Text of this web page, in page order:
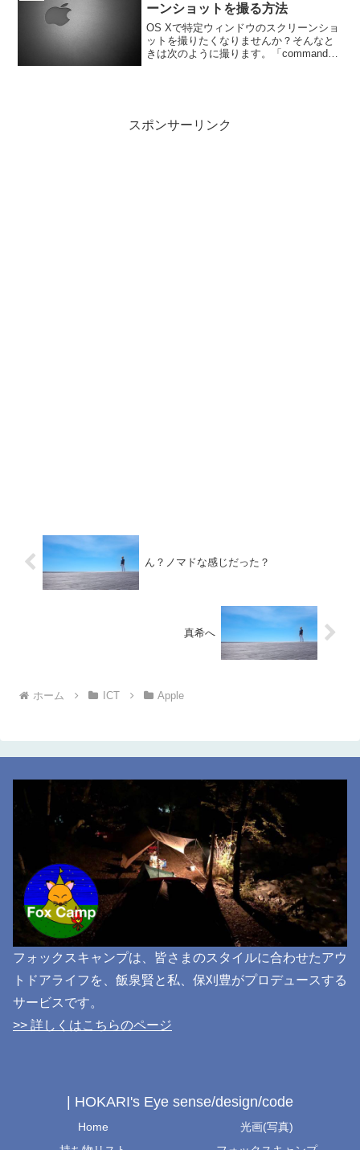
ーンショットを撮る方法
OS Xで特定ウィンドウのスクリーンショ
ットを撮りたくなりませんか？そんなと
きは次のように撮ります。「command
スポンサーリンク
ん？ノマドな感じだった？
真希へ
ホーム ICT Apple
フォックスキャンプは、皆さまのスタイルに合わせたアウ
トドアライフを、飯泉賢と私、保刈豊がプロデュースする
サービスです。
>> 詳しくはこちらのページ
| HOKARI's Eye sense/design/code
Home
光画(写真)